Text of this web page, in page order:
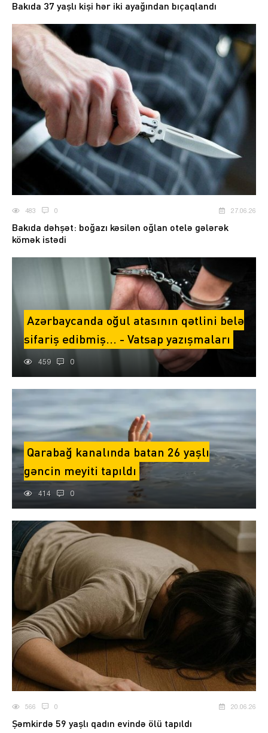
Bakıda 37 yaşlı kişi hər iki ayağından bıçaqlandı
483 0 27.06.26
Bakıda dəhşət: boğazı kəsilən oğlan otelə gələrək
kömək istədi
Azərbaycanda oğul atasının qətlini belə
sifariş edibmiş... - Vatsap yazışmaları
459 0
Qarabağ kanalında batan 26 yaşlı
gəncin meyiti tapıldı
414 0
566 0 20.06.26
Şəmkirdə 59 yaşlı qadın evində ölü tapıldı